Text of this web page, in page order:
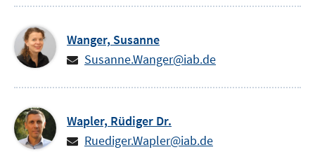
Wanger, Susanne
Susanne.Wanger@iab.de
Wapler, Rüdiger Dr.
Ruediger.Wapler@iab.de